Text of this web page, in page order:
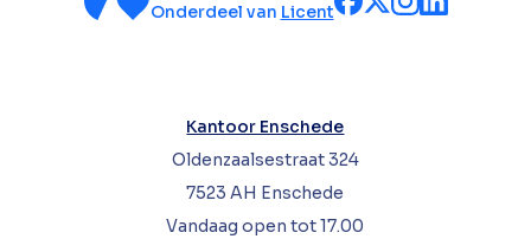
Onderdeel van Licent
Kantoor Enschede
Oldenzaalsestraat 324
7523 AH Enschede
Vandaag open tot 17.00